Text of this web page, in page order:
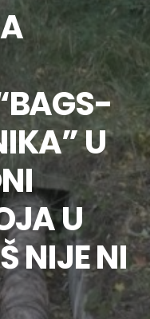
U
U
NIJE NI